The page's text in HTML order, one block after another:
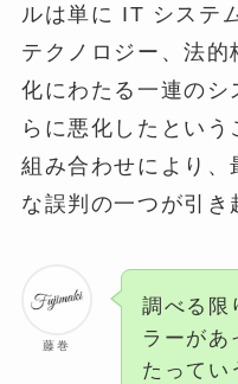
ルは単に IT システ
テクノロジー、法
化にわたる一連のシ
らに悪化したとい
組み合わせにより、
な誤判の一つが引き
藤巻
調べる限
ラーがあ
たってい